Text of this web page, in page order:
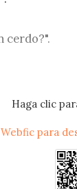
cerdo?".
luego dijo
Otra niña
uno
Haga clic
para